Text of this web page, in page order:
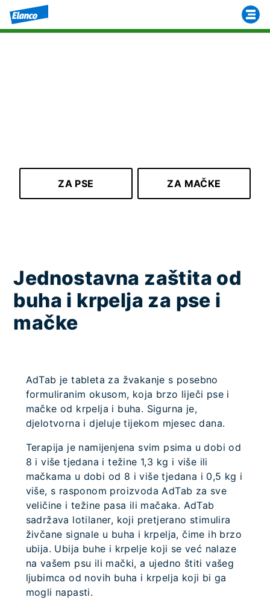
ZA PSE ZA MAČKE
Jednostavna zaštita od
buha i krpelja za pse i
mačke
AdTab je tableta za žvakanje s posebno
formuliranim okusom, koja brzo liječi pse i
mačke od krpelja i buha. Sigurna je,
djelotvorna i djeluje tijekom mjesec dana.
Terapija je namijenjena svim psima u dobi od
8 i više tjedana i težine 1,3 kg i više ili
mačkama u dobi od 8 i više tjedana i 0,5 kg i
više, s rasponom proizvoda AdTab za sve
veličine i težine pasa ili mačaka. AdTab
sadržava lotilaner, koji pretjerano stimulira
živčane signale u buha i krpelja, čime ih brzo
ubija. Ubija buhe i krpelje koji se već nalaze
na vašem psu ili mački, a ujedno štiti vašeg
ljubimca od novih buha i krpelja koji bi ga
mogli napasti.